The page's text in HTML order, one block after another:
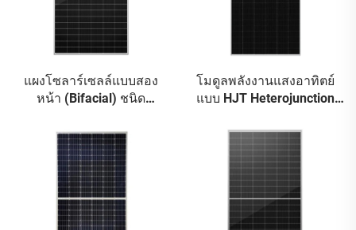
แผงโซลาร์เซลล์แบบสอง
หน้า (Bifacial) ชนิด
สูง 650 วัตต์: การแปลง
พลังงานที่มีประสิทธิภาพสูง
เป็นพิเศษ เพื่อผลลัพธ์สูงสุด
โมดูลพลังงานแสงอาทิตย์
แบบ HJT Heterojunction
740-66M-T12H
ประสิทธิภาพ 23.82%